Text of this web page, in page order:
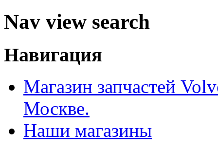
Nav view search
Навигация
Магазин запчастей
Москве.
Наши магазины